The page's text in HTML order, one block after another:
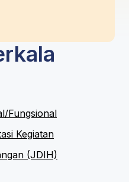
Fungsional
Kegiatan
(JDIH)